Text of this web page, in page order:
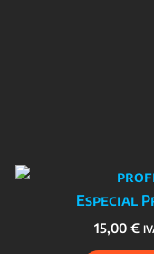
Especial
15,00 €